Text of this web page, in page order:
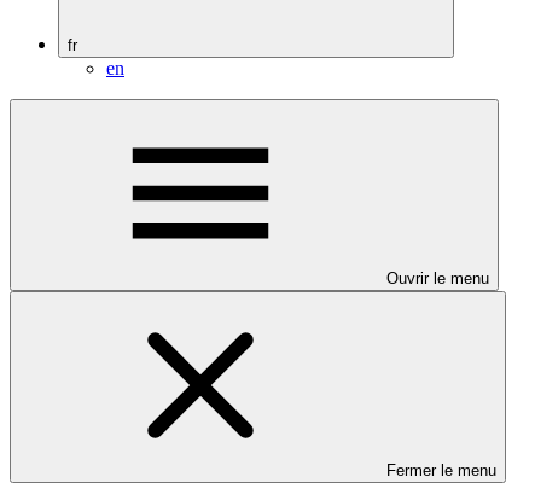
fr
en
Ouvrir le menu
Fermer le menu